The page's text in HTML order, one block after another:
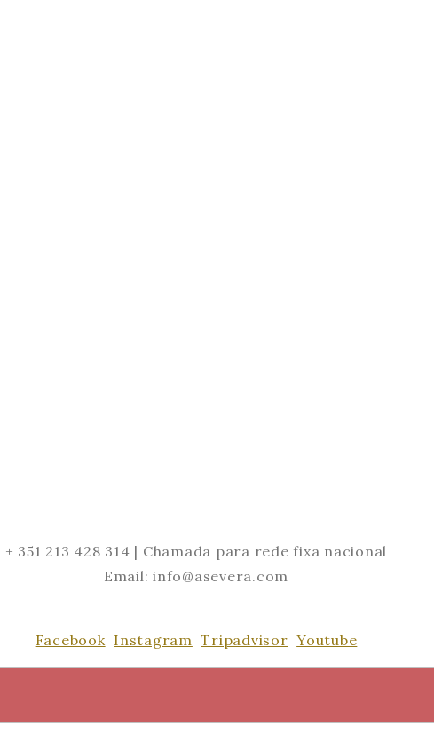
+ 351 213 428 314 | Chamada para rede fixa nacional
Email: info@asevera.com
Facebook Instagram Tripadvisor Youtube